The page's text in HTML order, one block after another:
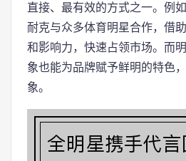
直接、最有效的方式之一。例
耐克与众多体育明星合作，借
和影响力，快速占领市场。而
象也能为品牌赋予鲜明的特色
象。